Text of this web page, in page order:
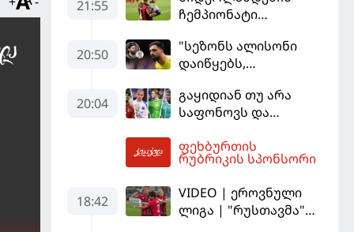
21:55
ჩემპიონატი
გაიხსნა - ის მატჩის
MVP გახდა
20:50
"სეზონს ალისონი
დაიწყებს,
შანსის
გამოსაყენებლად
სჭირდება,
რომელსაც 100%-ით
მიიღებს" - განაცხადა
"ლივერპულის"
ყოფილმა მეკარემ
20:04
გაყიდიან თუ არა
საფონოვს და
იქნება პსჟ-ს
ძირითადი მეკარე?
ფეხბურთის
რუბრიკის სპონსორი
18:42
VIDEO | ეროვნული
ლიგა | "რუსთავმა"